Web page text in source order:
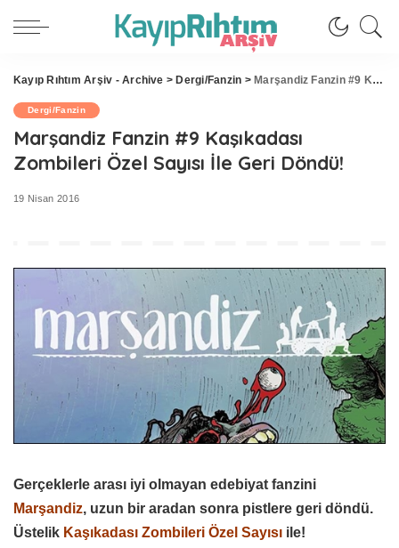
Kayıp Rıhtım Arşiv - Archive > Dergi/Fanzin > Marşandiz Fanzin #9 Kaşıkadası Zombileri Özel Sayısı İle Geri Döndü!
Dergi/Fanzin
Marşandiz Fanzin #9 Kaşıkadası
Zombileri Özel Sayısı İle Geri Döndü!
19 Nisan 2016
Gerçeklerle arası iyi olmayan edebiyat fanzini
Marşandiz, uzun bir aradan sonra pistlere geri döndü.
Üstelik Kaşıkadası Zombileri Özel Sayısı ile!